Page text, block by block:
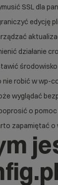
SSL dla
edycję
działanie
nie robić w wp-
wyglądać
o
zapamiętać o